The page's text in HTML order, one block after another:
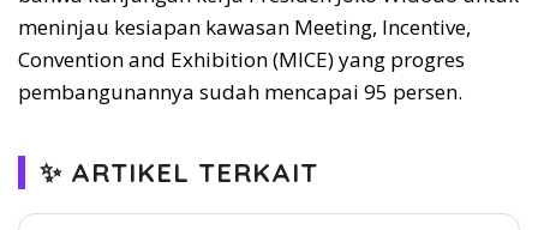
meninjau kesiapan kawasan Meeting, Incentive,
Convention and Exhibition (MICE) yang progres
pembangunannya sudah mencapai 95 persen.
✨ ARTIKEL TERKAIT